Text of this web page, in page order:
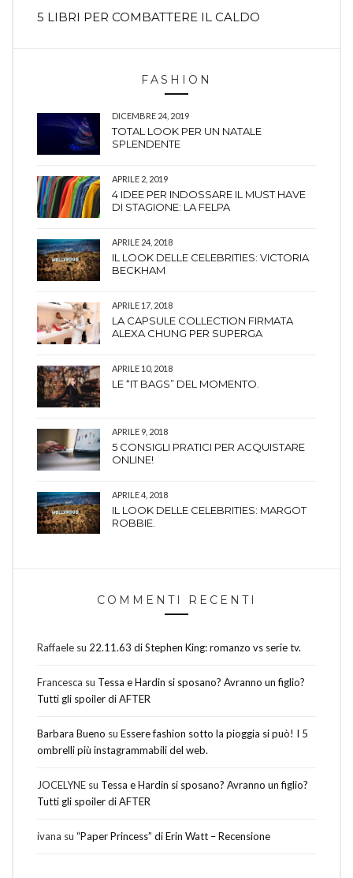
5 LIBRI PER COMBATTERE IL CALDO
FASHION
DICEMBRE 24, 2019
TOTAL LOOK PER UN NATALE
SPLENDENTE
APRILE 2, 2019
4 IDEE PER INDOSSARE IL MUST HAVE
DI STAGIONE: LA FELPA
APRILE 24, 2018
IL LOOK DELLE CELEBRITIES: VICTORIA
BECKHAM
APRILE 17, 2018
LA CAPSULE COLLECTION FIRMATA
ALEXA CHUNG PER SUPERGA
APRILE 10, 2018
LE “IT BAGS” DEL MOMENTO.
APRILE 9, 2018
5 CONSIGLI PRATICI PER ACQUISTARE
ONLINE!
APRILE 4, 2018
IL LOOK DELLE CELEBRITIES: MARGOT
ROBBIE.
COMMENTI RECENTI
Raffaele su 22.11.63 di Stephen King: romanzo vs serie tv.
Francesca su Tessa e Hardin si sposano? Avranno un figlio?
Tutti gli spoiler di AFTER
Barbara Bueno su Essere fashion sotto la pioggia si può! I 5
ombrelli più instagrammabili del web.
JOCELYNE su Tessa e Hardin si sposano? Avranno un figlio?
Tutti gli spoiler di AFTER
ivana su “Paper Princess” di Erin Watt – Recensione